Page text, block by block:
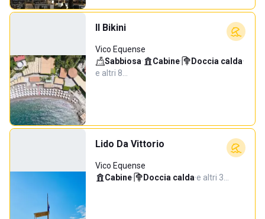
Il Bikini
Vico Equense
Sabbiosa· Cabine· Doccia calda·
e altri 8…
Lido Da Vittorio
Vico Equense
Cabine· Doccia calda·e altri 3…